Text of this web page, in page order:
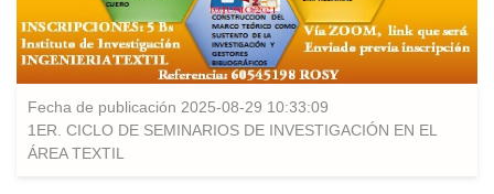
Fecha de publicación 2025-08-29 10:33:09
1ER. CICLO DE SEMINARIOS DE INVESTIGACIÓN EN EL
ÁREA TEXTIL